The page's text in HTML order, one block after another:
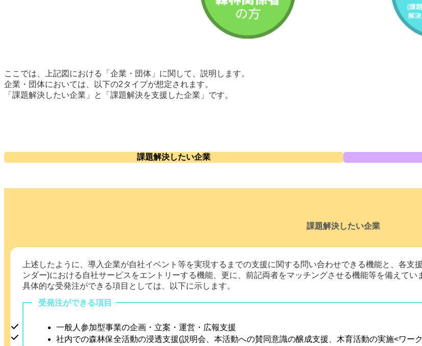
ここでは、上記図における「企業・団体」に関して、説明します。
企業・団体においては、以下の2タイプが想定されます。
「課題解決したい企業」と「課題解決を支援した企業」です。
課題解決したい企業
課題解決したい企業
上述したように、導入企業が自社イベント等を実現するまでの支援に関する問い合わせできる機能と、各
ンダー)における自社サービスをエントリーする機能、更に、前記両者をマッチングさせる機能等を備えてい
具体的な受発注ができる項目としては、以下に示します。
受発注ができる項目
一般人参加型事業の企画・立案・運営・広報支援
社内での森林保全活動の浸透支援(説明会、本活動への賛同意識の醸成支援、木育活動の実施<ワー